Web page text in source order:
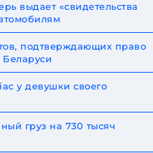
выдает «свидетельства
подтверждающих право
у девушки своего
груз на 730 тысяч